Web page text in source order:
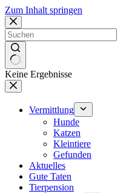
Zum Inhalt springen
Keine Ergebnisse
Vermittlung
Hunde
Katzen
Kleintiere
Gefunden
Aktuelles
Gute Taten
Tierpension